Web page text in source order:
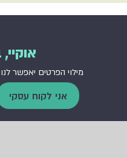
מילוי הפרטים יאפשר
אני לקוח עסקי